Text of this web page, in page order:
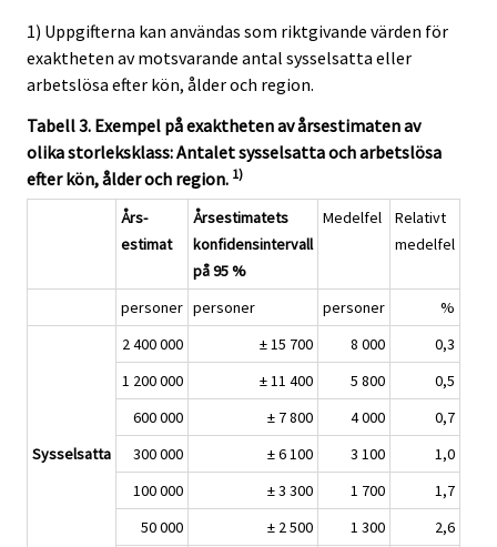
1) Uppgifterna kan användas som riktgivande värden för
exaktheten av motsvarande antal sysselsatta eller
arbetslösa efter kön, ålder och region.
Tabell 3. Exempel på exaktheten av årsestimaten av
olika storleksklass: Antalet sysselsatta och arbetslösa
efter kön, ålder och region. 1)
Års-
estimat
Årsestimatets
konfidensintervall
på 95 %
Medelfel
Relativt
medelfel
personer personer personer %
Sysselsatta
2 400 000 ± 15 700 8 000
0,3
1 200 000
± 11 400 5 800
0,5
600 000
± 7 800 4 000
0,7
300 000
± 6 100 3 100
1,0
100 000
± 3 300 1 700
1,7
50 000
± 2 500 1 300
2,6